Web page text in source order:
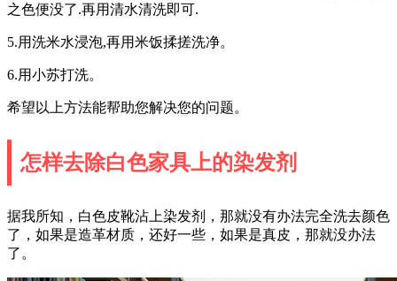
之色便没了.再用清水清洗即可.
5.用洗米水浸泡,再用米饭揉搓洗净。
6.用小苏打洗。
希望以上方法能帮助您解决您的问题。
怎样去除白色家具上的染发剂
据我所知，白色皮靴沾上染发剂，那就没有办法完全洗去颜色
了，如果是造革材质，还好一些，如果是真皮，那就没办法
了。